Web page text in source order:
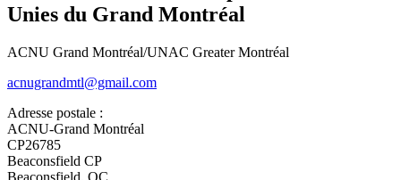
Unies du Grand Montréal
ACNU Grand Montréal/UNAC Greater Montréal
acnugrandmtl@gmail.com
Adresse postale :
ACNU-Grand Montréal
CP26785
Beaconsfield CP
Beaconsfield, QC